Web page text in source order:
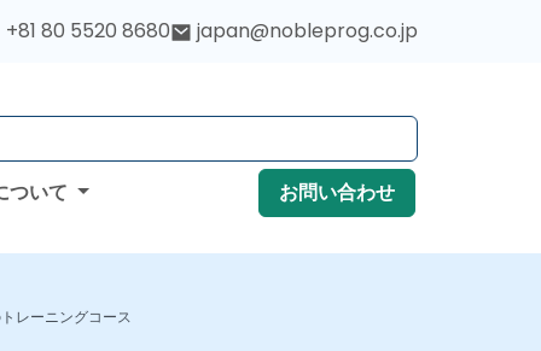
+81 80 5520 8680 japan@nobleprog.co.jp
ついて お問い合わせ
レーニングコース